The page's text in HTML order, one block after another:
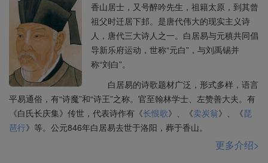
香山居士，又号醉吟先生，祖籍太原，到其曾
祖父时迁居下邽。是唐代伟大的现实主义诗
人，唐代三大诗人之一。白居易与元稹共同倡
导新乐府运动，世称“元白”，与刘禹锡并
称“刘白”。
白居易的诗歌题材广泛，形式多样，语言
平易通俗，有“诗魔”和“诗王”之称。官至翰林学士、左赞善大夫。有
《白氏长庆集》传世，代表诗作有《长恨歌》、《卖炭翁》、《琵
琶行》等。公元846年白居易去世于洛阳，葬于香山。
更多介绍>